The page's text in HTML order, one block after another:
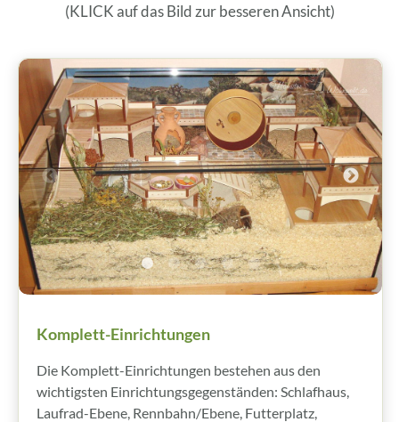
(KLICK auf das Bild zur besseren Ansicht)
Komplett-Einrichtungen
Die Komplett-Einrichtungen bestehen aus den
wichtigsten Einrichtungs­gegenständen: Schlafhaus,
Laufrad-Ebene, Rennbahn/Ebene, Futterplatz,